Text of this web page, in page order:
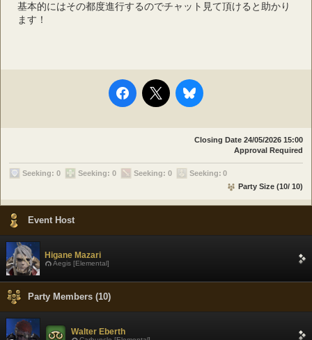
基本的にはその都度進行するのでチャット見て頂けると助かり
ます！
Closing Date24/05/2026 15:00
Approval Required
Seeking: 0 Seeking: 0 Seeking: 0
Seeking: 0
Party Size (10/ 10)
Event Host
Higane Mazari
Aegis [Elemental]
Party Members (10)
Walter Eberth